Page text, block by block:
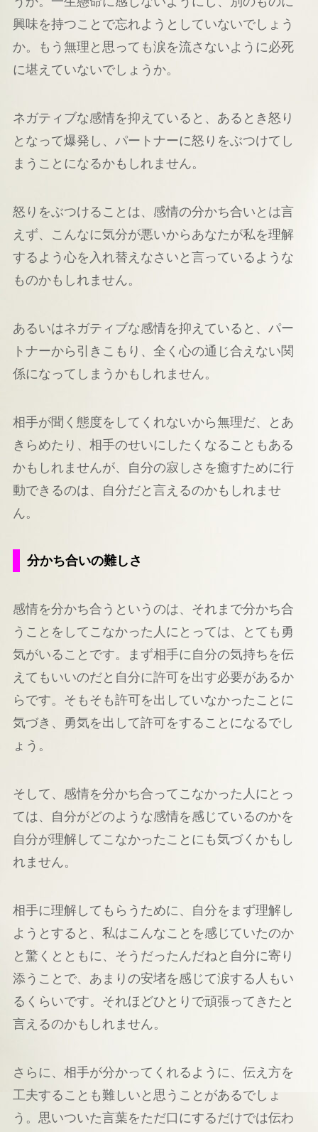
興味を持つことで忘れようとしていないでしょう
か。もう無理と思っても涙を流さないように必死
に堪えていないでしょうか。
ネガティブな感情を抑えていると、あるとき怒り
となって爆発し、パートナーに怒りをぶつけてし
まうことになるかもしれません。
怒りをぶつけることは、感情の分かち合いとは言
えず、こんなに気分が悪いからあなたが私を理解
するよう心を入れ替えなさいと言っているような
ものかもしれません。
あるいはネガティブな感情を抑えていると、パー
トナーから引きこもり、全く心の通じ合えない関
係になってしまうかもしれません。
相手が聞く態度をしてくれないから無理だ、とあ
きらめたり、相手のせいにしたくなることもある
かもしれませんが、自分の寂しさを癒すために行
動できるのは、自分だと言えるのかもしれませ
ん。
分かち合いの難しさ
感情を分かち合うというのは、それまで分かち合
うことをしてこなかった人にとっては、とても勇
気がいることです。まず相手に自分の気持ちを伝
えてもいいのだと自分に許可を出す必要があるか
らです。そもそも許可を出していなかったことに
気づき、勇気を出して許可をすることになるでし
ょう。
そして、感情を分かち合ってこなかった人にとっ
ては、自分がどのような感情を感じているのかを
自分が理解してこなかったことにも気づくかもし
れません。
相手に理解してもらうために、自分をまず理解し
ようとすると、私はこんなことを感じていたのか
と驚くとともに、そうだったんだねと自分に寄り
添うことで、あまりの安堵を感じて涙する人もい
るくらいです。それほどひとりで頑張ってきたと
言えるのかもしれません。
さらに、相手が分かってくれるように、伝え方を
工夫することも難しいと思うことがあるでしょ
う。思いついた言葉をただ口にするだけでは伝わ